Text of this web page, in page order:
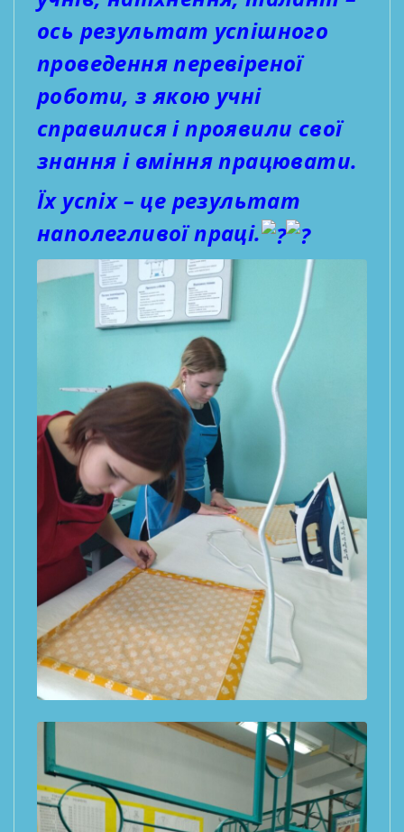
ось результат успішного
проведення перевіреної
роботи, з якою учні
справилися і проявили свої
знання і вміння працювати.
Їх успіх – це результат
наполегливої праці.